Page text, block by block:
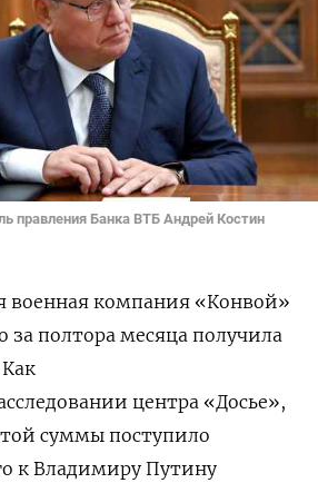
правления Банка ВТБ Андрей Костин
военная компания «Конвой»
за полтора месяца получила
центра «Досье»,
суммы поступило
к Владимиру Путину